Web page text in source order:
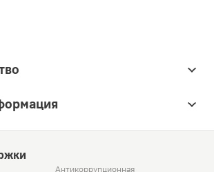
Антикоррупционная